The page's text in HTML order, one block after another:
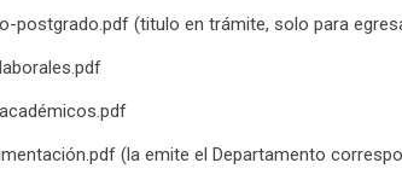
postgrado.pdf (titulo en trámite, solo para
(la emite el Departamento